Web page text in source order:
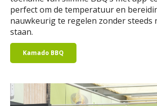
perfect om de temperatuur en
nauwkeurig te regelen zonder steeds
staan.
Kamado BBQ